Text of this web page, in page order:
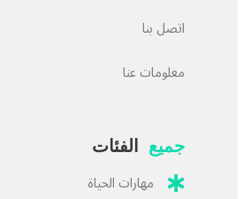
اتصل بنا
معلومات عنا
جميع الفئات
مهارات الحياة